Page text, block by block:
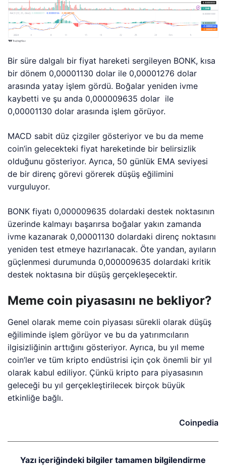
Bir süre dalgalı bir fiyat hareketi sergileyen BONK, kısa
bir dönem 0,00001130 dolar ile 0,00001276 dolar
arasında yatay işlem gördü. Boğalar yeniden ivme
kaybetti ve şu anda 0,000009635 dolar ile
0,00001130 dolar arasında işlem görüyor.
MACD sabit düz çizgiler gösteriyor ve bu da meme
coin’in gelecekteki fiyat hareketinde bir belirsizlik
olduğunu gösteriyor. Ayrıca, 50 günlük EMA seviyesi
de bir direnç görevi görerek düşüş eğilimini
vurguluyor.
BONK fiyatı 0,000009635 dolardaki destek noktasının
üzerinde kalmayı başarırsa boğalar yakın zamanda
ivme kazanarak 0,00001130 dolardaki direnç noktasını
yeniden test etmeye hazırlanacak. Öte yandan, ayıların
güçlenmesi durumunda 0,000009635 dolardaki kritik
destek noktasına bir düşüş gerçekleşecektir.
Meme coin piyasasını ne bekliyor?
Genel olarak meme coin piyasası sürekli olarak düşüş
eğiliminde işlem görüyor ve bu da yatırımcıların
ilgisizliğinin arttığını gösteriyor. Ayrıca, bu yıl meme
coin’ler ve tüm kripto endüstrisi için çok önemli bir yıl
olarak kabul ediliyor. Çünkü kripto para piyasasının
geleceği bu yıl gerçekleştirilecek birçok büyük
etkinliğe bağlı.
Coinpedia
Yazı içeriğindeki bilgiler tamamen bilgilendirme